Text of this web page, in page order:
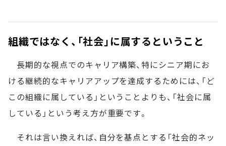
組織ではなく、「社会」に属するということ
長期的な視点でのキャリア構築、特にシニア期にお
ける継続的なキャリアアップを達成するためには、「ど
この組織に属している」ということよりも、「社会に属
している」という考え方が重要です。
それは言い換えれば、自分を基点とする「社会的ネッ